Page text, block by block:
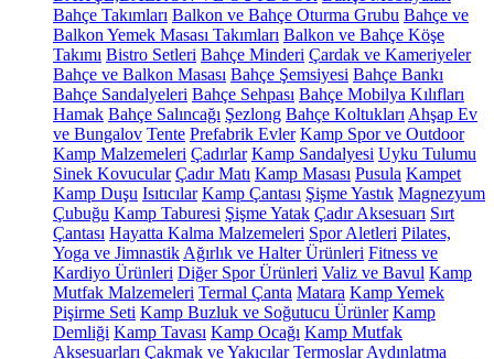
Bahçe Takımları Balkon ve Bahçe Oturma Grubu Bahçe ve
Balkon Yemek Masası Takımları Balkon ve Bahçe Köşe
Takımı Bistro Setleri Bahçe Minderi Çardak ve Kameriyeler
Bahçe ve Balkon Masası Bahçe Şemsiyesi Bahçe Bankı
Bahçe Sandalyeleri Bahçe Sehpası Bahçe Mobilya Kılıfları
Hamak Bahçe Salıncağı Şezlong Bahçe Koltukları Ahşap Ev
ve Bungalov Tente Prefabrik Evler Kamp Spor ve Outdoor
Kamp Malzemeleri Çadırlar Kamp Sandalyesi Uyku Tulumu
Sinek Kovucular Çadır Matı Kamp Masası Pusula Kampet
Kamp Duşu Isıtıcılar Kamp Çantası Şişme Yastık Magnezyum
Çubuğu Kamp Taburesi Şişme Yatak Çadır Aksesuarı Sırt
Çantası Hayatta Kalma Malzemeleri Spor Aletleri Pilates,
Yoga ve Jimnastik Ağırlık ve Halter Ürünleri Fitness ve
Kardiyo Ürünleri Diğer Spor Ürünleri Valiz ve Bavul Kamp
Mutfak Malzemeleri Termal Çanta Matara Kamp Yemek
Pişirme Seti Kamp Buzluk ve Soğutucu Ürünler Kamp
Demliği Kamp Tavası Kamp Ocağı Kamp Mutfak
Aksesuarları Çakmak ve Yakıcılar Termoslar Aydınlatma